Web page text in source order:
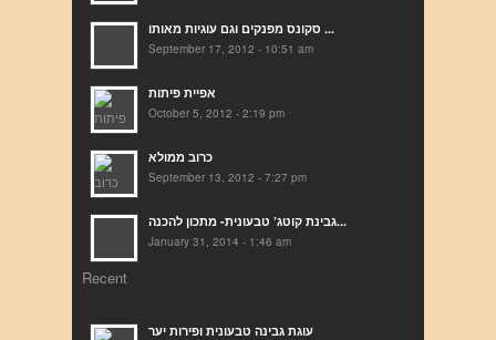
סקונס מפנקים וגם עוגיות מאותו ...
September 17, 2012 - 10:51 am
אפיית פיתות
October 5, 2012 - 2:19 pm
כרוב ממולא
September 13, 2012 - 7:27 pm
גבינת קוטג’ טבעונית- מתכון להכנה...
January 31, 2014 - 1:46 am
Recent
עוגת גבינה טבעונית ופירות יער